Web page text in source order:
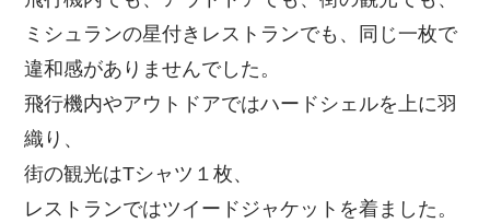
ミシュランの星付きレストランでも、同じ一枚で
違和感がありませんでした。
飛行機内やアウトドアではハードシェルを上に羽
織り、
街の観光はTシャツ１枚、
レストランではツイードジャケットを着ました。